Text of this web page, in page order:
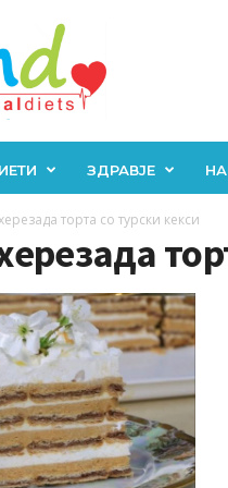
ЗДРАВЈЕ
торта со турски кекси